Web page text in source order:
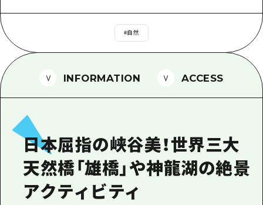
日帰り
2泊3日
HIROSHIMA FREE Wi-Fi
観光案内所
広島県を訪れる外国人旅行者向け情報一
ボランティアガイド
ガイドブック
広島県の魅力を動画でご紹介！
よくあるご質問
#自然
INFORMATION ACCESS
日本屈指の峡谷美！世界三大
天然橋「雄橋」や神龍湖の絶景
アクティビティ